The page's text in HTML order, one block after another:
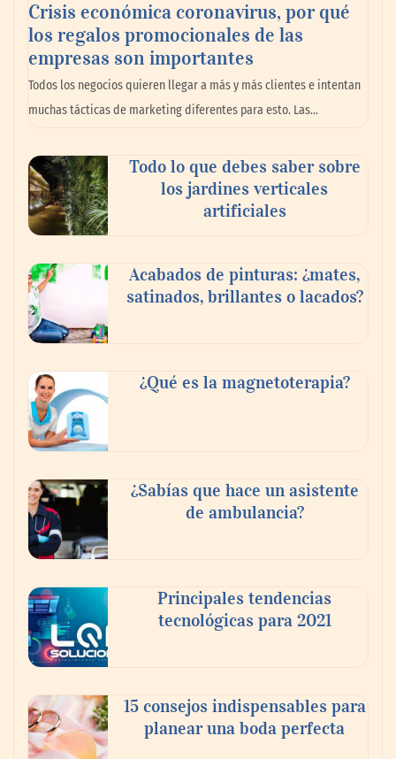
experiencia desde mediodía hasta el
anochecer con cocina abierta
El nuevo mapa de zonas tensionadas abre
inquilinos en Cataluña
Crisis económica coronavirus, por qué
los regalos promocionales de las
empresas son importantes
Todos los negocios quieren llegar a más y más clientes e intentan
muchas tácticas de marketing diferentes para esto. Las…
Todo lo que debes saber sobre
los jardines verticales
artificiales
Acabados de pinturas: ¿mates,
satinados, brillantes o lacados?
¿Qué es la magnetoterapia?
¿Sabías que hace un asistente
de ambulancia?
Principales tendencias
tecnológicas para 2021
15 consejos indispensables para
planear una boda perfecta